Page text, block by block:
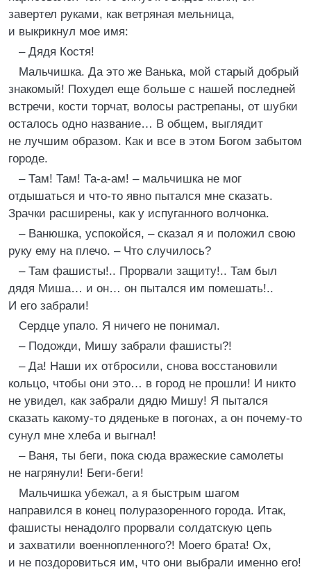
завертел руками, как ветряная мельница,
и выкрикнул мое имя:
– Дядя Костя!
Мальчишка. Да это же Ванька, мой старый добрый
знакомый! Похудел еще больше с нашей последней
встречи, кости торчат, волосы растрепаны, от шубки
осталось одно название… В общем, выглядит
не лучшим образом. Как и все в этом Богом забытом
городе.
– Там! Там! Та-а-ам! – мальчишка не мог
отдышаться и что-то явно пытался мне сказать.
Зрачки расширены, как у испуганного волчонка.
– Ванюшка, успокойся, – сказал я и положил свою
руку ему на плечо. – Что случилось?
– Там фашисты!.. Прорвали защиту!.. Там был
дядя Миша… и он… он пытался им помешать!..
И его забрали!
Сердце упало. Я ничего не понимал.
– Подожди, Мишу забрали фашисты?!
– Да! Наши их отбросили, снова восстановили
кольцо, чтобы они это… в город не прошли! И никто
не увидел, как забрали дядю Мишу! Я пытался
сказать какому-то дяденьке в погонах, а он почему-то
сунул мне хлеба и выгнал!
– Ваня, ты беги, пока сюда вражеские самолеты
не нагрянули! Беги-беги!
Мальчишка убежал, а я быстрым шагом
направился в конец полуразоренного города. Итак,
фашисты ненадолго прорвали солдатскую цепь
и захватили военнопленного?! Моего брата! Ох,
и не поздоровиться им, что они выбрали именно его!